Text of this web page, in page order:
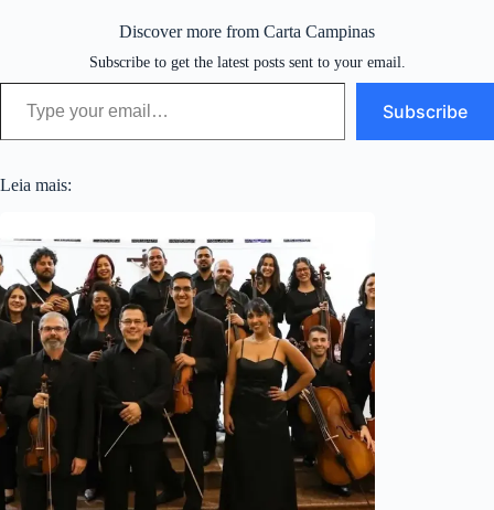
Discover more from Carta Campinas
Subscribe to get the latest posts sent to your email.
Type your email…
Subscribe
Leia mais: